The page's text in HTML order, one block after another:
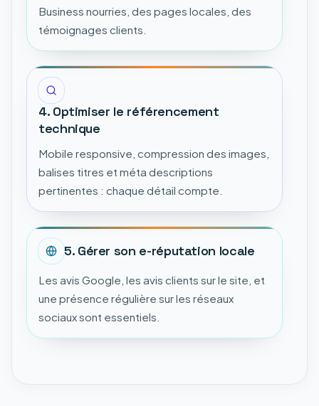
Business nourries, des pages locales, des
témoignages clients.
4. Optimiser le référencement
technique
Mobile responsive, compression des images,
balises titres et méta descriptions
pertinentes : chaque détail compte.
5. Gérer son e-réputation locale
Les avis Google, les avis clients sur le site, et
une présence régulière sur les réseaux
sociaux sont essentiels.